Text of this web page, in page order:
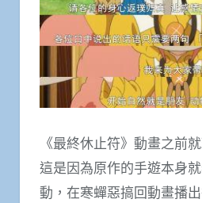
《最終休止符》動畫之前
這是因為原作的手遊本身
動，在寒蟬惡搞回動畫播